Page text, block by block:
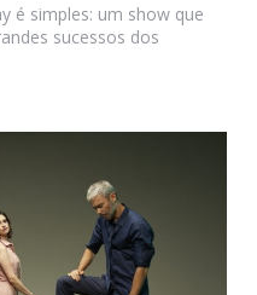
é simples: um show que
sucessos dos